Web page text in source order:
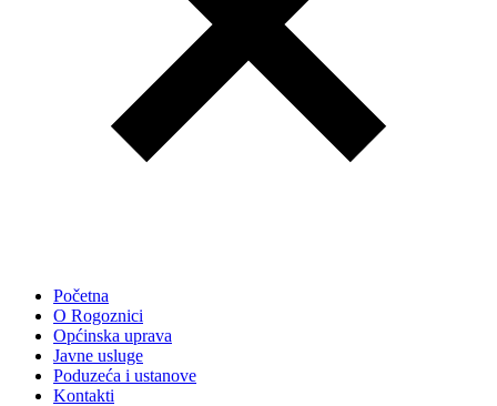
Početna
O Rogoznici
Općinska uprava
Javne usluge
Poduzeća i ustanove
Kontakti